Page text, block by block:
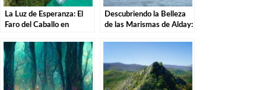
La Luz de Esperanza: El
Faro del Caballo en
Descubriendo la Belleza
de las Marismas de Alday: